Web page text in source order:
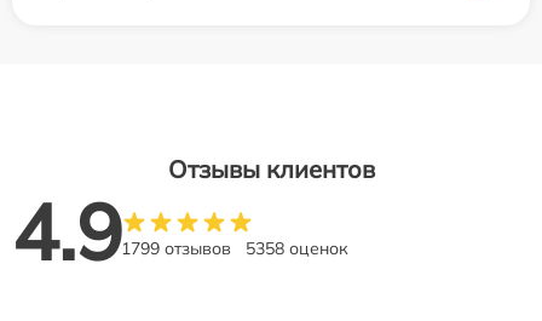
Отзывы клиентов
4.91799 отзывов 5358 оценок